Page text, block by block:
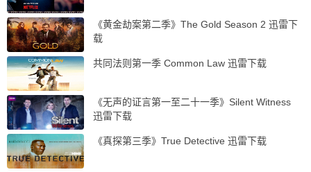
《黄金劫案第二季》The Gold Season 2 迅雷下
载
共同法则第一季 Common Law 迅雷下载
《无声的证言第一至二十一季》Silent Witness
迅雷下载
《真探第三季》True Detective 迅雷下载